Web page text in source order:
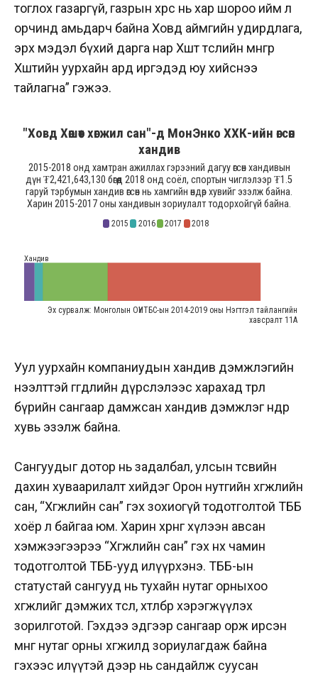
тоглох газаргүй, газрын хөрс нь хар шороо ийм л
орчинд амьдарч байна Xовд аймгийн удирдлага,
эрх мэдэл бүхий дарга нар Xөшөөт төслийн мөнгөөр
Хөшөөтийн уурхайн ард иргэдэд юу хийснээ
тайлагна” гэжээ.
Уул уурхайн компаниудын хандив дэмжлэгийн
нээлттэй өгөгдлийн дүрслэлээс харахад төрөл
бүрийн сангаар дамжсан хандив дэмжлэг өндөр
хувь эзэлж байна.
Сангуудыг дотор нь задалбал, улсын төсвийн
дахин хуваарилалт хийдэг Орон нутгийн хөгжлийн
сан, “Хөгжлийн сан” гэх зохиогүй тодотголтой ТББ
хоёр л байгаа юм. Харин хөрөнгө хүлээн авсан
хэмжээгээрээ “Хөгжлийн сан” гэх өнөөх чамин
тодотголтой ТББ-ууд илүүрхэнэ. ТББ-ын
статустай сангууд нь тухайн нутаг орныхоо
хөгжлийг дэмжих төсөл, хөтөлбөр хэрэгжүүлэх
зорилготой. Гэхдээ эдгээр сангаар орж ирсэн
мөнгө нутаг орны хөгжилд зориулагдаж байна
гэхээс илүүтэй дээр нь сандайлж суусан